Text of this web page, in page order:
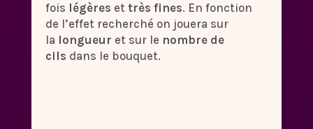
fois légères et très fines. En fonction
de l’effet recherché on jouera sur
la longueur et sur le nombre de
cils dans le bouquet.